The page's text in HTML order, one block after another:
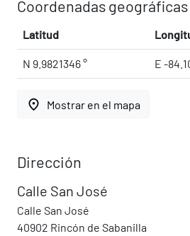
Coordenadas geográficas
Latitud
N 9.9821346 ° E -
place Mostrar en el mapa
Dirección
Calle San José
Calle San José
40902 Rincón de Sabanilla